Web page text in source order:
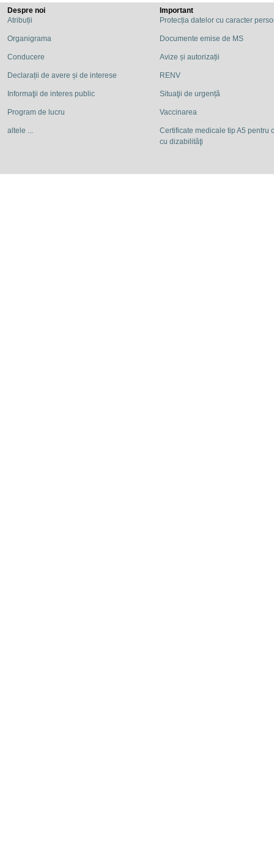
Despre noi
Atribuții
Organigrama
Conducere
Declarații de avere și de interese
Informaţii de interes public
Program de lucru
altele ...
Important
Protecția datelor cu caracter
Documente emise de MS
Avize și autorizații
RENV
Situaţii de urgență
Vaccinarea
Certificate medicale tip A5 pentru
cu dizabilităţi